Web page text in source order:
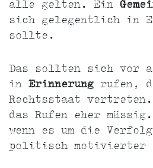
alle gelten. Ein
sich gelegentlich in
sollte.
Das sollten sich vor
in Erinnerungrufen,
Rechtsstaat
das Rufen eher
wenn es um die
politisch motivierter